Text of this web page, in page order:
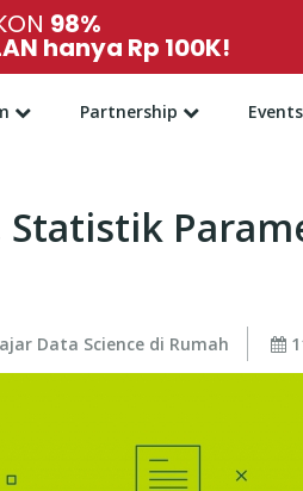
98%
hanya Rp 100K!
Partnership Events
Statistik
Data Science di Rumah